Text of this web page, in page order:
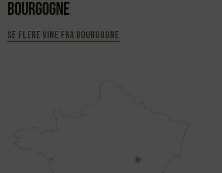
Bourgogne
Se flere vine fra Bourgogne